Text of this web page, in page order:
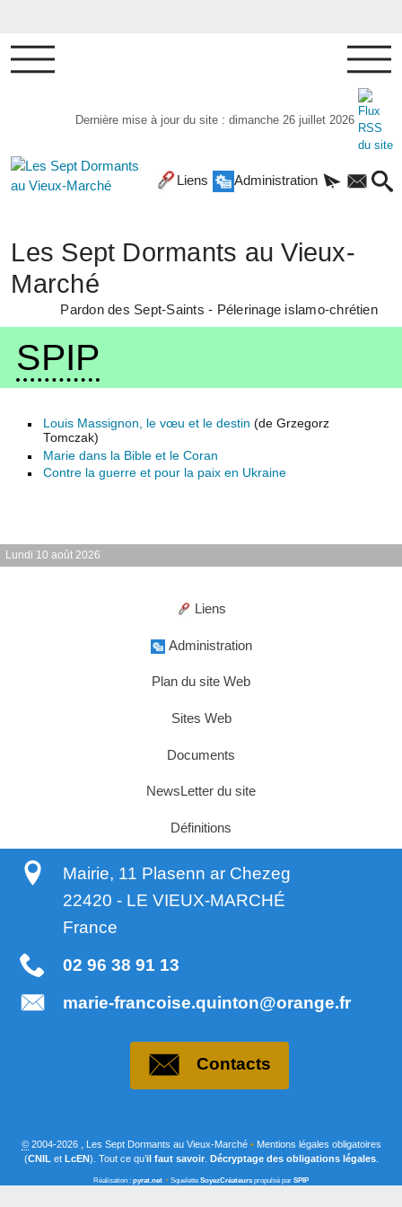
Dernière mise à jour du site : dimanche 26 juillet 2026
Liens Administration
Les Sept Dormants au Vieux-
Marché
Pardon des Sept-Saints - Pélerinage islamo-chrétien
SPIP
Louis Massignon, le vœu et le destin (de Grzegorz
Tomczak)
Marie dans la Bible et le Coran
Contre la guerre et pour la paix en Ukraine
Lundi 10 août 2026
Liens
Administration
Plan du site Web
Sites Web
Documents
NewsLetter du site
Définitions
Mairie, 11 Plasenn ar Chezeg
22420 - LE VIEUX-MARCHÉ
France
02 96 38 91 13
marie-francoise.quinton@orange.fr
Contacts
©2004-2026 , Les Sept Dormants au Vieux-Marché •Mentions légales obligatoires
(CNIL et LcEN). Tout ce qu’il faut savoir. Décryptage des obligations légales.
Réalisation : pyrat.net • Squelette SoyezCréateurs propulsé par SPIP